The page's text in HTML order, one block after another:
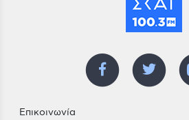
Επικοινωνία